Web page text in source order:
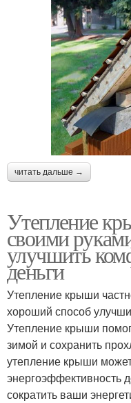
читать дальше →
Утепление
своими
улучшить
деньги
Утепление крыши
хороший способ
Утепление крыши
зимой и сохранить
утепление крыши
энергоэффективность
сократить ваши